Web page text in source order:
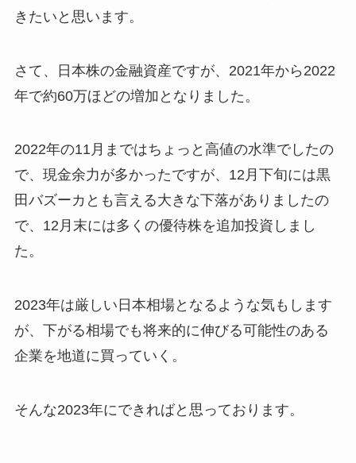
きたいと思います。
さて、日本株の金融資産ですが、2021年から2022
年で約60万ほどの増加となりました。
2022年の11月まではちょっと高値の水準でしたの
で、現金余力が多かったですが、12月下旬には黒
田バズーカとも言える大きな下落がありましたの
で、12月末には多くの優待株を追加投資しまし
た。
2023年は厳しい日本相場となるような気もします
が、下がる相場でも将来的に伸びる可能性のある
企業を地道に買っていく。
そんな2023年にできればと思っております。